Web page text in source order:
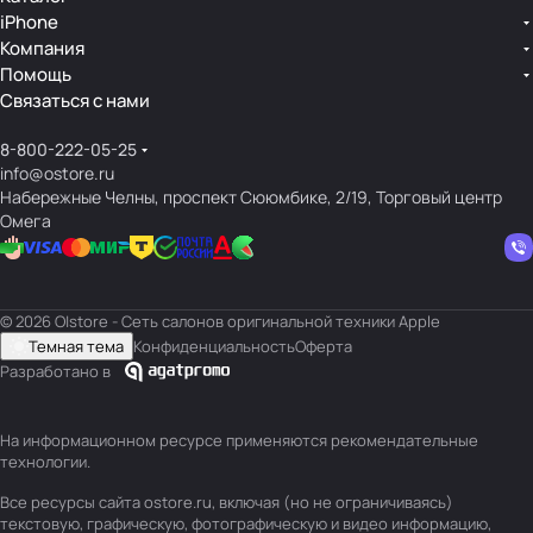
iPhone
Компания
Помощь
Связаться с нами
8-800-222-05-25
info@ostore.ru
Набережные Челны, проспект Сююмбике, 2/19, Торговый центр
Омега
© 2026 O|store - Сеть салонов оригинальной техники Apple
Темная тема КонфиденциальностьОферта
Разработано в
На информационном ресурсе применяются рекомендательные
технологии.
Все ресурсы сайта ostore.ru, включая (но не ограничиваясь)
текстовую, графическую, фотографическую и видео информацию,